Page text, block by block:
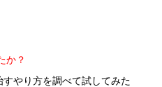
か？
やり方を調べて試してみた